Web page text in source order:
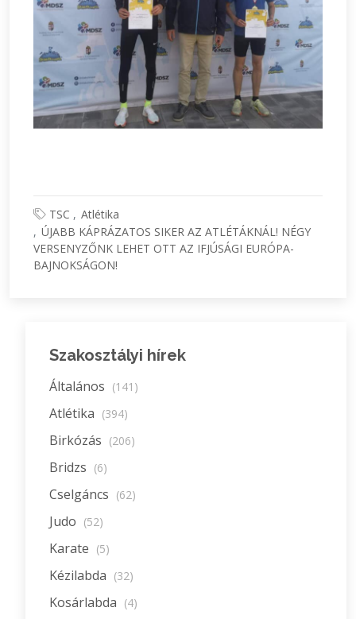
TSC
Atlétika
ÚJABB KÁPRÁZATOS SIKER AZ ATLÉTÁKNÁL! NÉGY
VERSENYZŐNK LEHET OTT AZ IFJÚSÁGI EURÓPA-
BAJNOKSÁGON!
Szakosztályi hírek
Általános (141)
Atlétika (394)
Birkózás (206)
Bridzs (6)
Cselgáncs (62)
Judo (52)
Karate (5)
Kézilabda (32)
Kosárlabda (4)